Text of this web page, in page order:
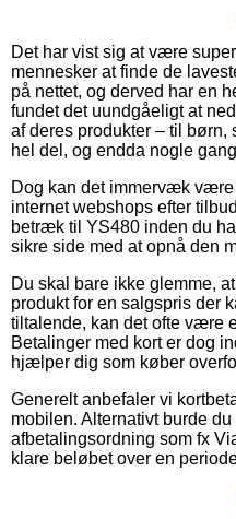
Det har vist sig at være
mennesker at finde de
på nettet, og derved har en
fundet det uundgåeligt at
af deres produkter – til
hel del, og endda nogle
Dog kan det immervæk
internet webshops efter
betræk til YS480 inden du
sikre side med at opnå den
Du skal bare ikke glemme,
produkt for en salgspris der
tiltalende, kan det ofte være
Betalinger med kort er dog
hjælper dig som køber
Generelt anbefaler vi
mobilen. Alternativt burde
afbetalingsordning som fx
klare beløbet over en